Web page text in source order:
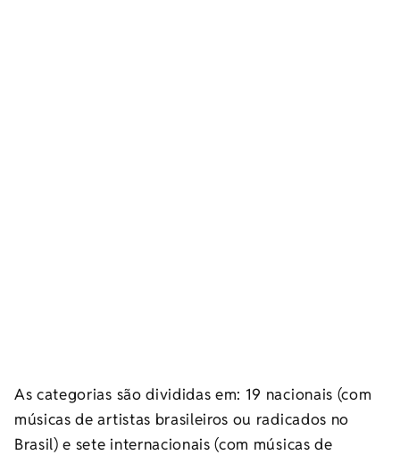
As categorias são divididas em: 19 nacionais (com
músicas de artistas brasileiros ou radicados no
Brasil) e sete internacionais (com músicas de